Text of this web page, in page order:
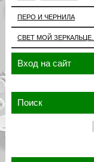
ПЕРО И ЧЕРНИЛА
СВЕТ МОЙ ЗЕРКАЛЬЦЕ...
Вход на сайт
Поиск